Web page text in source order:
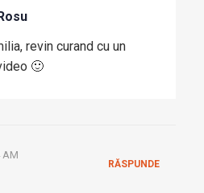
revin curand cu un
🙂
AM
RĂSPUNDE